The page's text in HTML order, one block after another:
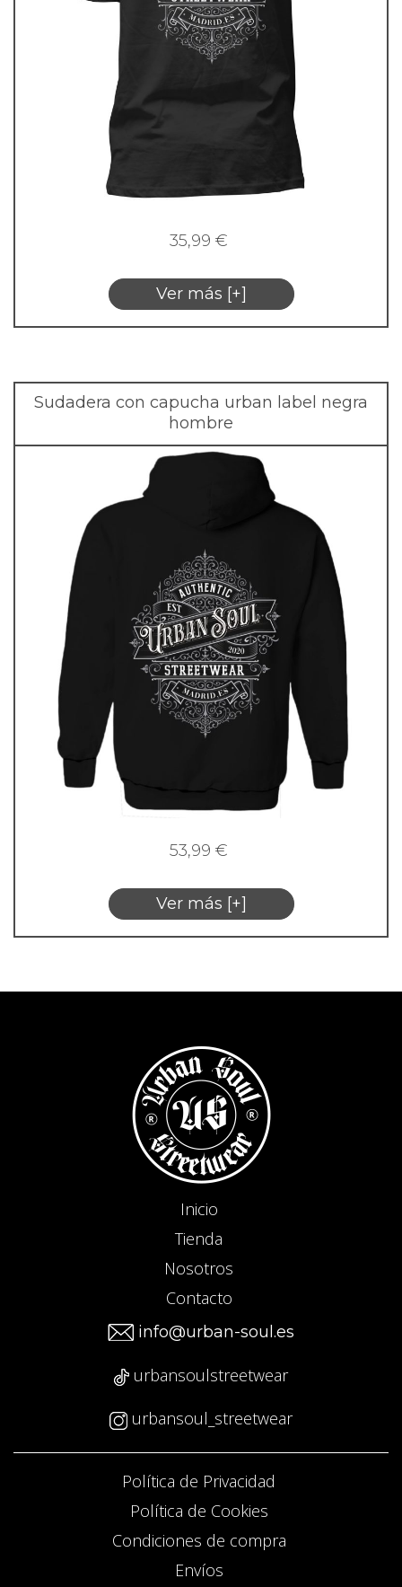
35,99 €
Ver más [+]
Sudadera con capucha urban label negra
hombre
53,99 €
Ver más [+]
Inicio
Tienda
Nosotros
Contacto
info@urban-soul.es
urbansoulstreetwear
urbansoul_streetwear
Política de Privacidad
Política de Cookies
Condiciones de compra
Envíos